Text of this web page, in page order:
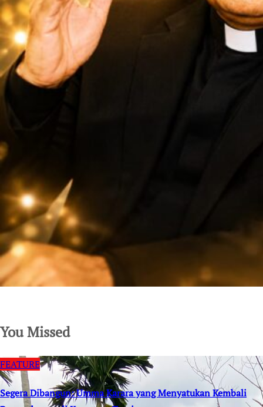
You Missed
FEATURE
Segera Dibangun: Umma Karara yang Menyatukan Kembali